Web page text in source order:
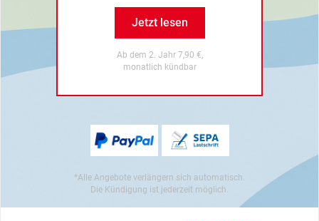
Jetzt lesen
Ab dem 2. Jahr 7,90 €,
monatlich kündbar
*Alle Angebote verlängern sich automatisch.
Die Kündigung ist jederzeit möglich.